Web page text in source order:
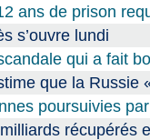
ans de prison
s’ouvre lundi
qui a fait
que la Russie
poursuivies
récupérés